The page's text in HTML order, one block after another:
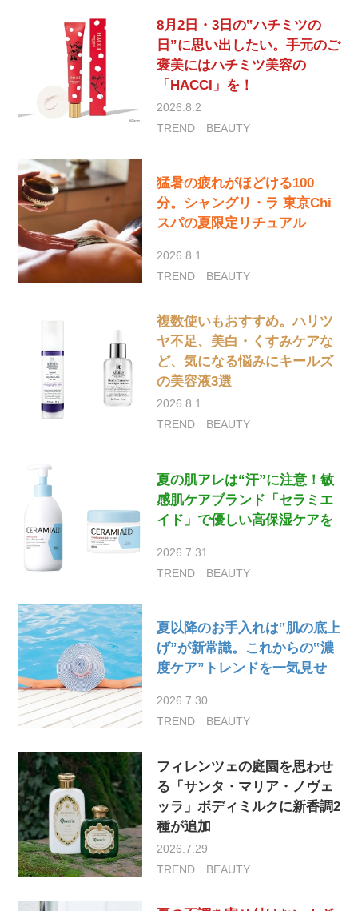
8月2日・3日の‟ハチミツの
日”に思い出したい。手元のご
褒美にはハチミツ美容の
「HACCI」を！
2026.8.2
TREND
BEAUTY
猛暑の疲れがほどける100
分。シャングリ・ラ 東京Chi
スパの夏限定リチュアル
2026.8.1
TREND
BEAUTY
複数使いもおすすめ。ハリツ
ヤ不足、美白・くすみケアな
ど、気になる悩みにキールズ
の美容液3選
2026.8.1
TREND
BEAUTY
夏の肌アレは“汗”に注意！敏
感肌ケアブランド「セラミエ
イド」で優しい高保湿ケアを
2026.7.31
TREND
BEAUTY
夏以降のお手入れは‟肌の底上
げ”が新常識。これからの‟濃
度ケア”トレンドを一気見せ
2026.7.30
TREND
BEAUTY
フィレンツェの庭園を思わせ
る「サンタ・マリア・ノヴェ
ッラ」ボディミルクに新香調2
種が追加
2026.7.29
TREND
BEAUTY